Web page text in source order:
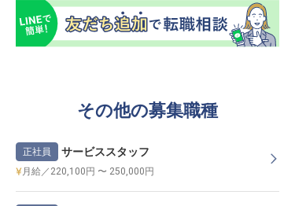
その他の募集職種
正社員 サービススタッフ
月給／220,100円 〜 250,000円